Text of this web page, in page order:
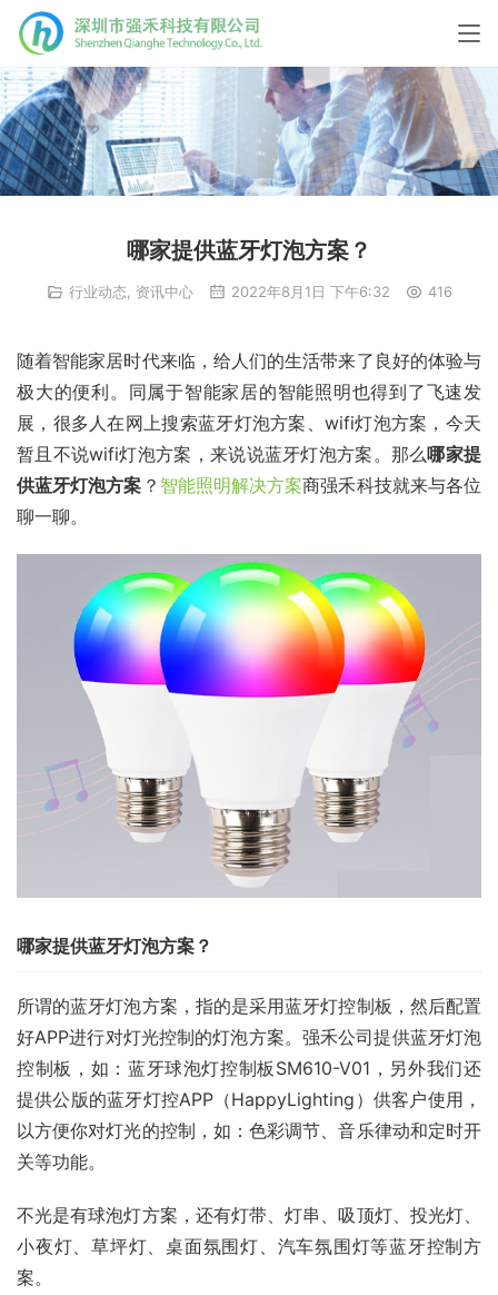
哪家提供蓝牙灯泡方案？
行业动态 资讯中心 2022年8月1日 下午6:32 416
随着智能家居时代来临，给人们的生活带来了良好的体验与
极大的便利。同属于智能家居的智能照明也得到了飞速发
展，很多人在网上搜索蓝牙灯泡方案、wifi灯泡方案，今天
暂且不说wifi灯泡方案，来说说蓝牙灯泡方案。那么哪家提
供蓝牙灯泡方案 ？ 智能照明解决方案商强禾科技就来与各位
聊一聊。
哪家提供蓝牙灯泡方案？
所谓的蓝牙灯泡方案，指的是采用蓝牙灯控制板，然后配置
好APP进行对灯光控制的灯泡方案。强禾公司提供蓝牙灯泡
控制板，如：蓝牙球泡灯控制板SM610-V01，另外我们还
提供公版的蓝牙灯控APP（HappyLighting）供客户使用，
以方便你对灯光的控制，如：色彩调节、音乐律动和定时开
关等功能。
不光是有球泡灯方案，还有灯带、灯串、吸顶灯、投光灯、
小夜灯、草坪灯、桌面氛围灯、汽车氛围灯等蓝牙控制方
案。